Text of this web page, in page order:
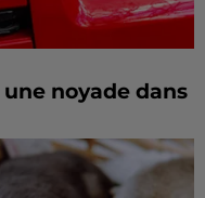
noyade dans